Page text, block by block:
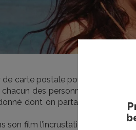
carte postale pour des
des personnages, histoire
dont on partage désormais
son film l’incrustation de